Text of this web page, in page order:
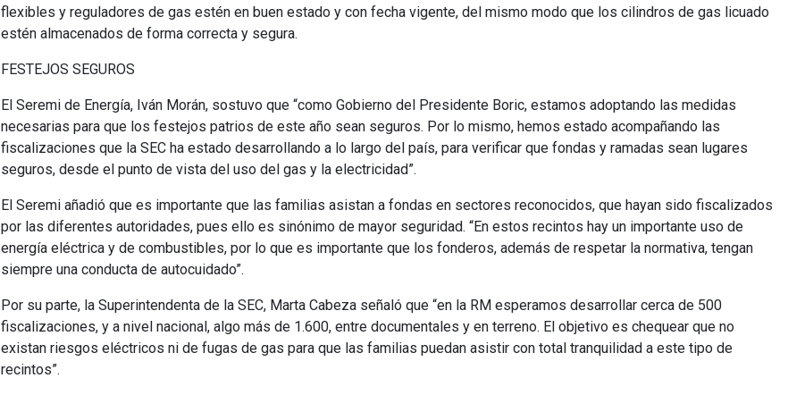
flexibles y reguladores de gas estén en buen estado y con fecha vigente, del mismo modo que los cilindros de gas licuado
estén almacenados de forma correcta y segura.
FESTEJOS SEGUROS
El Seremi de Energía, Iván Morán, sostuvo que “como Gobierno del Presidente Boric, estamos adoptando las medidas
necesarias para que los festejos patrios de este año sean seguros. Por lo mismo, hemos estado acompañando las
fiscalizaciones que la SEC ha estado desarrollando a lo largo del país, para verificar que fondas y ramadas sean lugares
seguros, desde el punto de vista del uso del gas y la electricidad”.
El Seremi añadió que es importante que las familias asistan a fondas en sectores reconocidos, que hayan sido fiscalizados
por las diferentes autoridades, pues ello es sinónimo de mayor seguridad. “En estos recintos hay un importante uso de
energía eléctrica y de combustibles, por lo que es importante que los fonderos, además de respetar la normativa, tengan
siempre una conducta de autocuidado”.
Por su parte, la Superintendenta de la SEC, Marta Cabeza señaló que “en la RM esperamos desarrollar cerca de 500
fiscalizaciones, y a nivel nacional, algo más de 1.600, entre documentales y en terreno. El objetivo es chequear que no
existan riesgos eléctricos ni de fugas de gas para que las familias puedan asistir con total tranquilidad a este tipo de
recintos”.